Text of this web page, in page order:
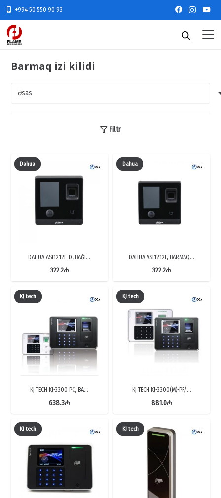
+994 50 550 90 93
Barmaq izi kilidi
Filtr
Dahua
DAHUA ASI1212F-D, BAĞI…
322.2₼
Dahua
DAHUA ASI1212F, BARMAQ…
322.2₼
KJ tech
KJ TECH KJ-3300 PC, BA…
638.3₼
KJ tech
KJ TECH KJ-3300(M)-PF/…
881.0₼
KJ tech KJ tech